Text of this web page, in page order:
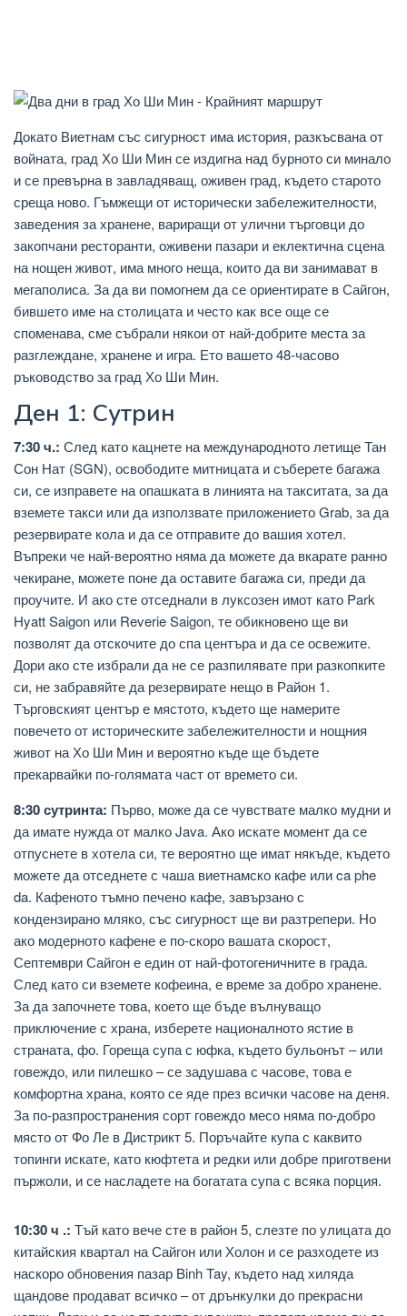
Докато Виетнам със сигурност има история, разкъсвана от
войната, град Хо Ши Мин се издигна над бурното си минало
и се превърна в завладяващ, оживен град, където старото
среща ново. Гъмжещи от исторически забележителности,
заведения за хранене, вариращи от улични търговци до
закопчани ресторанти, оживени пазари и еклектична сцена
на нощен живот, има много неща, които да ви занимават в
мегаполиса. За да ви помогнем да се ориентирате в Сайгон,
бившето име на столицата и често как все още се
споменава, сме събрали някои от най-добрите места за
разглеждане, хранене и игра. Ето вашето 48-часово
ръководство за град Хо Ши Мин.
Ден 1: Сутрин
7:30 ч.: След като кацнете на международното летище Тан
Сон Нат (SGN), освободите митницата и съберете багажа
си, се изправете на опашката в линията на такситата, за да
вземете такси или да използвате приложението Grab, за да
резервирате кола и да се отправите до вашия хотел.
Въпреки че най-вероятно няма да можете да вкарате ранно
чекиране, можете поне да оставите багажа си, преди да
проучите. И ако сте отседнали в луксозен имот като Park
Hyatt Saigon или Reverie Saigon, те обикновено ще ви
позволят да отскочите до спа центъра и да се освежите.
Дори ако сте избрали да не се разпилявате при разкопките
си, не забравяйте да резервирате нещо в Район 1.
Търговският център е мястото, където ще намерите
повечето от историческите забележителности и нощния
живот на Хо Ши Мин и вероятно къде ще бъдете
прекарвайки по-голямата част от времето си.
8:30 сутринта: Първо, може да се чувствате малко мудни и
да имате нужда от малко Java. Ако искате момент да се
отпуснете в хотела си, те вероятно ще имат някъде, където
можете да отседнете с чаша виетнамско кафе или ca phe
da. Кафеното тъмно печено кафе, завързано с
кондензирано мляко, със сигурност ще ви разтрепери. Но
ако модерното кафене е по-скоро вашата скорост,
Септември Сайгон е един от най-фотогеничните в града.
След като си вземете кофеина, е време за добро хранене.
За да започнете това, което ще бъде вълнуващо
приключение с храна, изберете националното ястие в
страната, фо. Гореща супа с юфка, където бульонът – или
говеждо, или пилешко – се задушава с часове, това е
комфортна храна, която се яде през всички часове на деня.
За по-разпространения сорт говеждо месо няма по-добро
място от Фо Ле в Дистрикт 5. Поръчайте купа с каквито
топинги искате, като кюфтета и редки или добре приготвени
пържоли, и се насладете на богатата супа с всяка порция.
10:30 ч .: Тъй като вече сте в район 5, слезте по улицата до
китайския квартал на Сайгон или Холон и се разходете из
наскоро обновения пазар Binh Tay, където над хиляда
щандове продават всичко – от дрънкулки до прекрасни